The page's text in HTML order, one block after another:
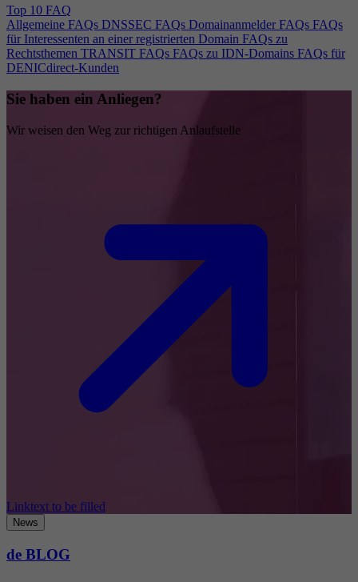
Top 10 FAQ
Allgemeine FAQs DNSSEC FAQs Domainanmelder FAQs FAQs
für Interessenten an einer registrierten Domain FAQs zu
Rechtsthemen TRANSIT FAQs FAQs zu IDN-Domains FAQs für
DENICdirect-Kunden
Sie haben ein Anliegen?
Wir weisen den Weg zur richtigen Anlaufstelle
Linktext to be filled
News
de BLOG